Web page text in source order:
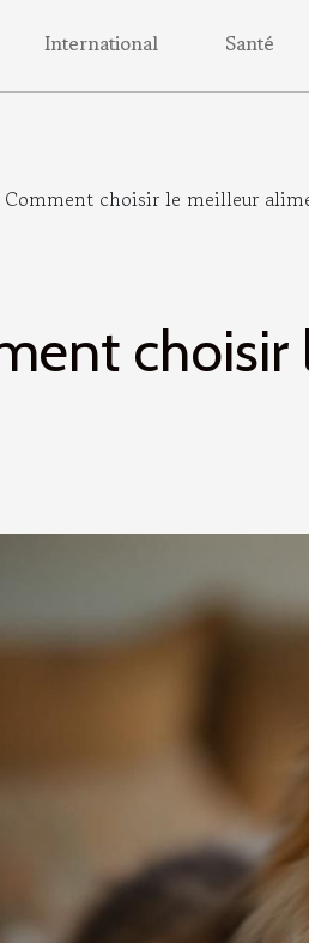
International Santé
Comment choisir le meilleur